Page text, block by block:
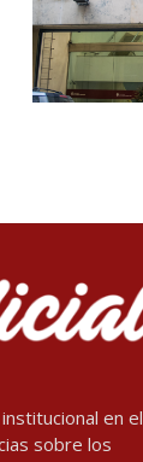
en el
sobre los